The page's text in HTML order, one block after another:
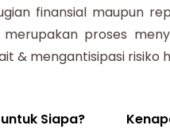
finansial maupun
proses
& mengantisipasi risiko
Siapa?